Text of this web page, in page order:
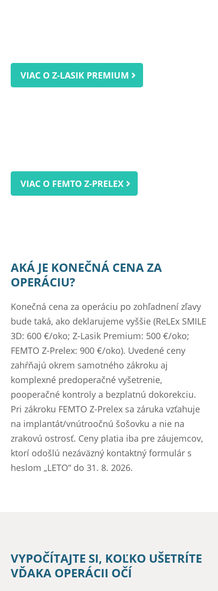
VIAC O Z-LASIK PREMIUM
VIAC O FEMTO Z-PRELEX
AKÁ JE KONEČNÁ CENA ZA
OPERÁCIU?
Konečná cena za operáciu po zohľadnení zľavy
bude taká, ako deklarujeme vyššie (ReLEx SMILE
3D: 600 €/oko; Z-Lasik Premium: 500 €/oko;
FEMTO Z-Prelex: 900 €/oko). Uvedené ceny
zahŕňajú okrem samotného zákroku aj
komplexné predoperačné vyšetrenie,
pooperačné kontroly a bezplatnú dokorekciu.
Pri zákroku FEMTO Z-Prelex sa záruka vzťahuje
na implantát/vnútroočnú šošovku a nie na
zrakovú ostrosť. Ceny platia iba pre záujemcov,
ktorí odošlú nezáväzný kontaktný formulár s
heslom „LETO“ do 31. 8. 2026.
VYPOČÍTAJTE SI, KOĽKO UŠETRÍTE
VĎAKA OPERÁCII OČÍ